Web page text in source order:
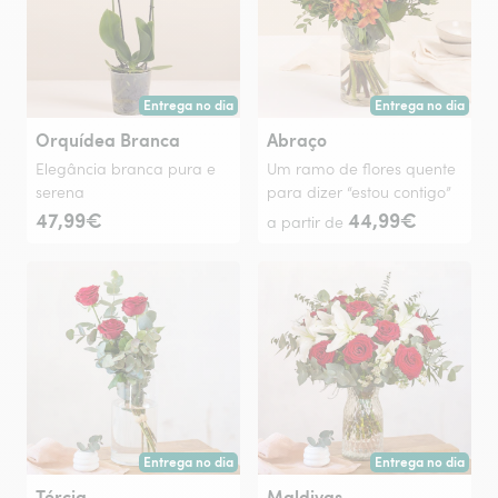
Entrega no dia
Entrega hoje ou na data à tua escolha.
Orquídea Branca
Elegância branca pura e
serena
47,99€
Entrega no dia
Entrega hoje ou na
Abraço
Um ramo de flores quente
para dizer “estou contigo”
a partir de 44,99€
Entrega no dia
Entrega hoje ou na data à tua escolha.Entrega no dia
Entrega hoje ou na